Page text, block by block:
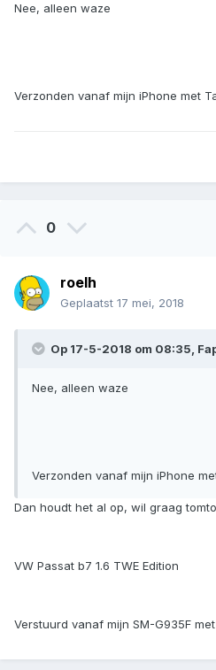
Nee, alleen waze
Verzonden vanaf mijn iPhone met
0
roelh
Geplaatst 17 mei, 2018
Op 17-5-2018 om 08:35,
Nee, alleen waze
Verzonden vanaf mijn iPhone
Dan houdt het al op, wil graag
VW Passat b7 1.6 TWE Edition
Verstuurd vanaf mijn SM-G935F